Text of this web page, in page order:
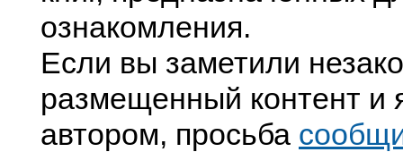
ознакомления.
Если вы заметили
размещенный контент и
автором, просьба